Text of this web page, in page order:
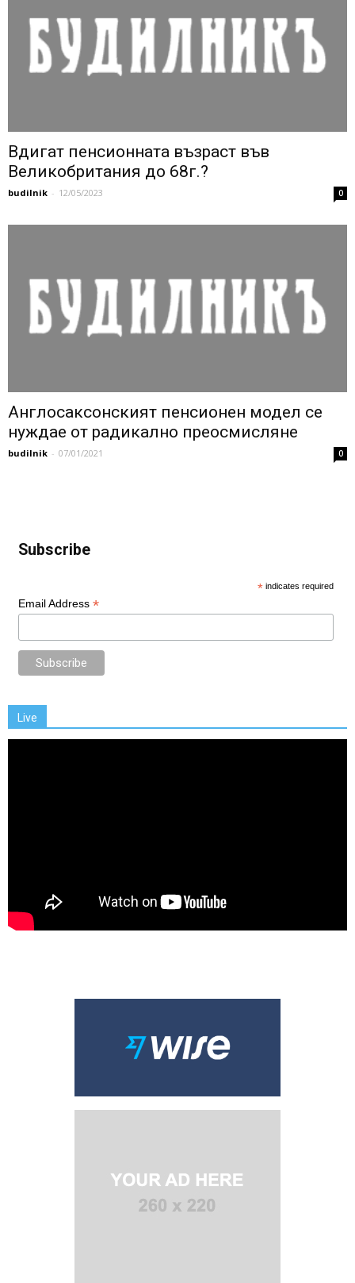
Вдигат пенсионната възраст във
Великобритания до 68г.?
budilnik - 12/05/2023 0
Англосаксонският пенсионен модел се
нуждае от радикално преосмисляне
budilnik - 07/01/2021 0
Subscribe
* indicates required
Email Address *
Live